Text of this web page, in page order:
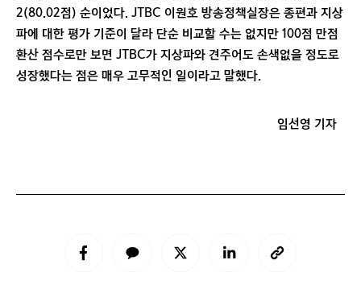
2(80.02점) 순이었다. JTBC 이원호 방송정책실장은 종편과 지상
파에 대한 평가 기준이 달라 단순 비교할 수는 없지만 100점 만점
환산 점수로만 보면 JTBC가 지상파와 견주어도 손색없을 정도로
성장했다는 점은 매우 고무적인 일이라고 말했다.
임선영 기자